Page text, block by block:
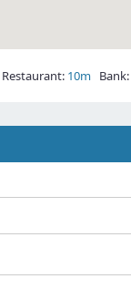
Restaurant: 10m Bank: